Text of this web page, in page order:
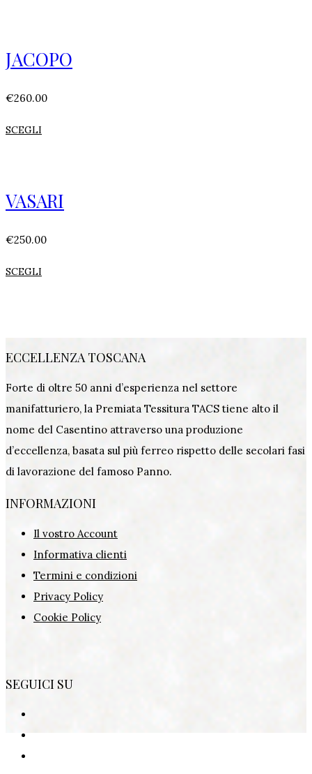
JACOPO
€260.00
SCEGLI
VASARI
€250.00
SCEGLI
ECCELLENZA TOSCANA
Forte di oltre 50 anni d’esperienza nel settore
manifatturiero, la Premiata Tessitura TACS tiene alto il
nome del Casentino attraverso una produzione
d’eccellenza, basata sul più ferreo rispetto delle secolari fasi
di lavorazione del famoso Panno.
INFORMAZIONI
Il vostro Account
Informativa clienti
Termini e condizioni
Privacy Policy
Cookie Policy
SEGUICI SU